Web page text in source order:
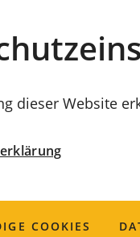
dieser Website
COOKIES